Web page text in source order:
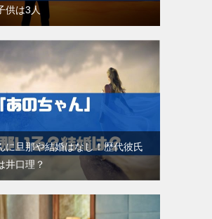
供は3人
に旦那や結婚はなし！歴代彼氏
井口理？